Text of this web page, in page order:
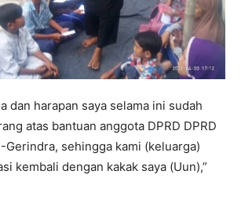
dan harapan saya selama ini sudah
atas bantuan anggota DPRD DPRD
Gerindra, sehingga kami (keluarga)
kembali dengan kakak saya (Uun),”